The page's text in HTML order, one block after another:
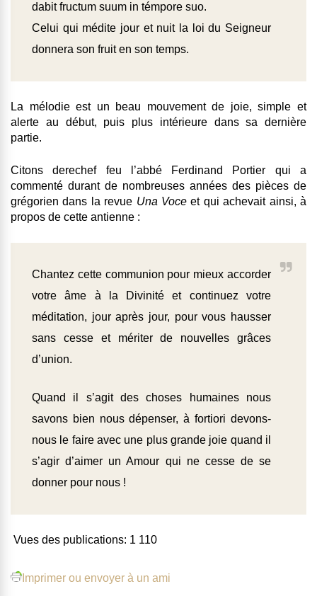
dabit fructum suum in témpore suo.
Celui qui médite jour et nuit la loi du Seigneur
donnera son fruit en son temps.
La mélodie est un beau mouvement de joie, simple et
alerte au début, puis plus intérieure dans sa dernière
partie.
Citons derechef feu l’abbé Ferdinand Portier qui a
commenté durant de nombreuses années des pièces de
grégorien dans la revue Una Voce et qui achevait ainsi, à
propos de cette antienne :
Chantez cette communion pour mieux accorder
votre âme à la Divinité et continuez votre
méditation, jour après jour, pour vous hausser
sans cesse et mériter de nouvelles grâces
d’union.
Quand il s’agit des choses humaines nous
savons bien nous dépenser, à fortiori devons-
nous le faire avec une plus grande joie quand il
s’agir d’aimer un Amour qui ne cesse de se
donner pour nous !
Vues des publications: 1 110
Imprimer ou envoyer à un ami